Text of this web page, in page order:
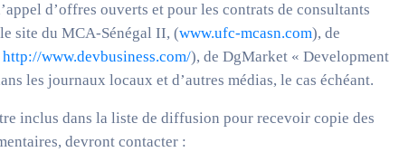
d’offres ouverts et pour les contrats de consultants
site du MCA-Sénégal II, (www.ufc-mcasn.com), de
http://www.devbusiness.com/), de DgMarket « Development
les journaux locaux et d’autres médias, le cas échéant.
inclus dans la liste de diffusion pour recevoir copie des
devront contacter :